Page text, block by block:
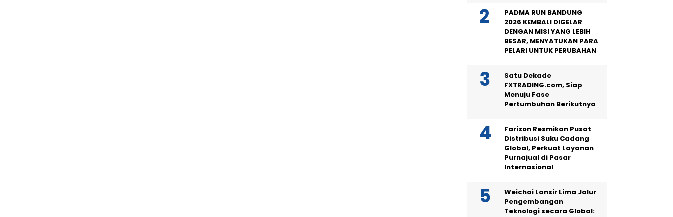
PADMA RUN BANDUNG
2026 KEMBALI DIGELAR
DENGAN MISI YANG LEBIH
BESAR, MENYATUKAN PARA
PELARI UNTUK PERUBAHAN
Satu Dekade
FXTRADING.com, Siap
Menuju Fase
Pertumbuhan Berikutnya
Farizon Resmikan Pusat
Distribusi Suku Cadang
Global, Perkuat Layanan
Purnajual di Pasar
Internasional
Weichai Lansir Lima Jalur
Pengembangan
Teknologi secara Global: